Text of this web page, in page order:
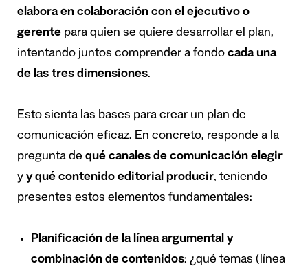
elabora en colaboración con el ejecutivo o
gerente para quien se quiere desarrollar el plan,
intentando juntos comprender a fondo cada una
de las tres dimensiones.
Esto sienta las bases para crear un plan de
comunicación eficaz. En concreto, responde a la
pregunta de qué canales de comunicación elegir
y y qué contenido editorial producir, teniendo
presentes estos elementos fundamentales:
Planificación de la línea argumental y
combinación de contenidos: ¿qué temas (línea